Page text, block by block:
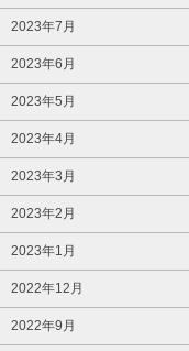
2023年7月
2023年6月
2023年5月
2023年4月
2023年3月
2023年2月
2023年1月
2022年12月
2022年9月